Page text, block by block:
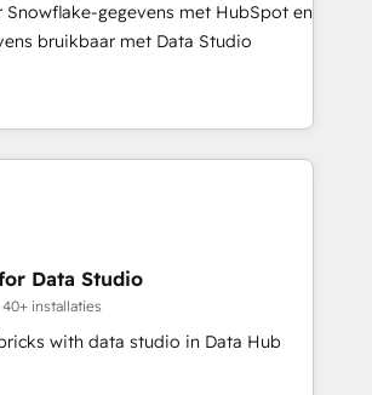
Snowflake-gegevens met HubSpot en
bruikbaar met Data Studio
Data Studio
40+ installaties
with data studio in Data Hub